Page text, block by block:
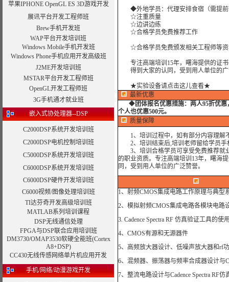
苹果IPHONE OpenGL ES 3D游戏开发
展讯平台开发工程师班
Brew手机开发班
WAP平台开发培训班
Windows Mobile手机开发班
Windows Phone手机应用开发高级班
J2ME开发培训班
MSTAR平台开发工程师班
OpenGL开发工程师班
3G手机通才就业班
嵌入式协处理器--DSP
C2000DSP系统开发培训班
C2000DSP电机控制培训班
C5000DSP系统开发培训班
C6000DSP系统开发培训班
C6000DSP硬件开发培训班
C6000视频/图像处理培训班
TI达芬奇开发高级培训班
MATLAB系列培训课程
DSP无线通信处理
FPGA与DSP联合应用培训班
DM3730/OMAP3530软硬全能班(Cortex
A8+DSP)
CC430无线传感网络单片机应用开发
手机/网络/动漫游戏开发
◆外地学员：代理安排食宿（需提前
☆注重质量
☆边讲边练
☆合格学员免费推荐工作
☆合格学员免费颁发相关工程师等资
专注高端培训15年，曙海提供的证书
得到大家的认同，受到用人单位的广
★实验设备请点击这儿查看★
最新优惠
◆团体报名优惠措施： 两人95折优
个人也优惠500元。
质量保障
1、培训过程中，如有部分内容理解
2、培训结束后,培训老师留给学员手
3、培训合格学员可享受免费推荐就
的职业资质。专注高端培训13年，曙海
同，受到用人单位的广泛赞誉。
1、射频CMOS集成电路工作原理与典型
2、模拟射频CMOS集成电路各模块电路
3. Cadence Spectra RF 仿真验证工具的使
4、CMOS有源和无源器件
5、高频放大器设计、低噪声放大器和rf
6、混频器、振荡器与频率合成器设计与
7、整流电路设计与Cadence Spectra RF仿